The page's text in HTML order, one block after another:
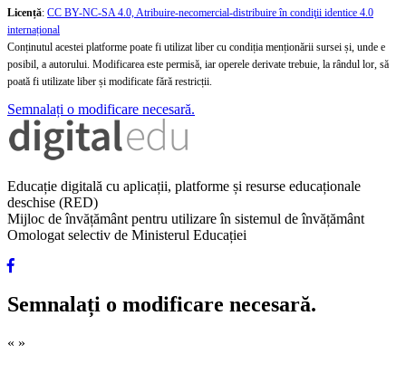
Licență: CC BY-NC-SA 4.0, Atribuire-necomercial-distribuire în condiţii identice 4.0
internațional
Conținutul acestei platforme poate fi utilizat liber cu condiția menționării sursei și, unde e
posibil, a autorului. Modificarea este permisă, iar operele derivate trebuie, la rândul lor, să
poată fi utilizate liber și modificate fără restricții.
Semnalați o modificare necesară.
Educație digitală cu aplicații, platforme și resurse educaționale
deschise (RED)
Mijloc de învățământ pentru utilizare în sistemul de învățământ
Omologat selectiv de Ministerul Educației
Semnalați o modificare necesară.
« »